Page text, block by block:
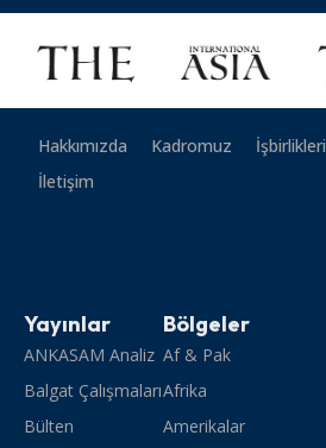
Hakkımızda Kadromuz İşbirlikleri
İletişim
Yayınlar
ANKASAM Analiz
Balgat Çalışmaları
Bülten
Bölgeler
Af & Pak
Afrika
Amerikalar